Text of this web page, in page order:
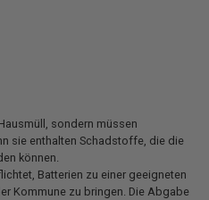
sondern müssen
sie enthalten Schadstoffe, die die
können.
Batterien zu einer geeigneten
Kommune zu bringen. Die Abgabe